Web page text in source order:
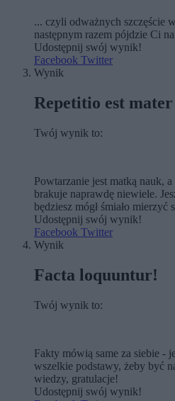
... czyli odważnych szczęście
następnym razem pójdzie Ci
Udostępnij swój wynik!
Facebook Twitter
Wynik
Repetitio est
Twój wynik to:
Powtarzanie jest matką nauk,
brakuje naprawdę niewiele.
będziesz mógł śmiało mierzyć
Udostępnij swój wynik!
Facebook Twitter
Wynik
Facta loquuntur!
Twój wynik to:
Fakty mówią same za siebie -
wszelkie podstawy, żeby być
wiedzy, gratulacje!
Udostępnij swój wynik!